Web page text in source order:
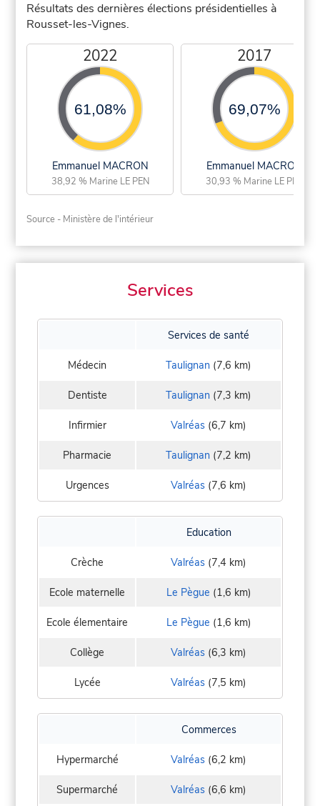
Résultats des dernières élections présidentielles à
Rousset-les-Vignes.
2022
61,08%
Emmanuel MACRON
38,92 % Marine LE PEN
2017
69,07%
Emmanuel MACRON
30,93 % Marine LE PEN
Source - Ministère de l'intérieur
Services
Services de santé
Médecin Taulignan (7,6 km)
Dentiste Taulignan (7,3 km)
Infirmier Valréas (6,7 km)
Pharmacie Taulignan (7,2 km)
Urgences Valréas (7,6 km)
Education
Crèche Valréas (7,4 km)
Ecole maternelle Le Pègue (1,6 km)
Ecole élementaire Le Pègue (1,6 km)
Collège Valréas (6,3 km)
Lycée Valréas (7,5 km)
Commerces
Hypermarché Valréas (6,2 km)
Supermarché Valréas (6,6 km)